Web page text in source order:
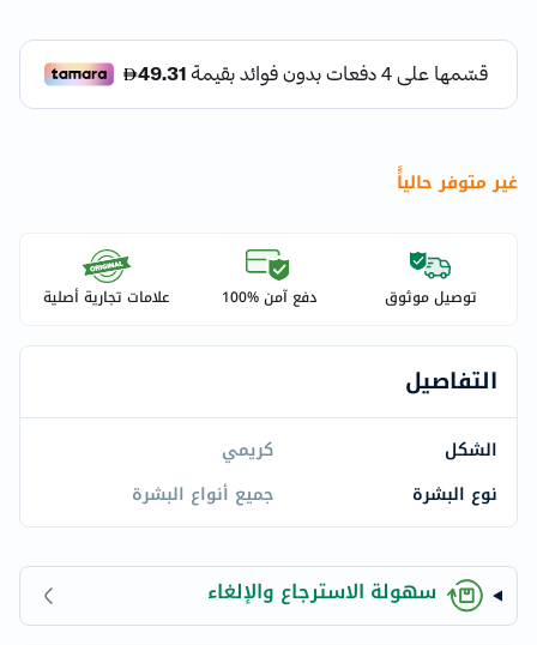
غير متوفر حالياًً
توصيل موثوق دفع آمن %100 علامات تجارية أصلية
التفاصيل
الشكل
كريمي
نوع البشرة
جميع أنواع البشرة
سهولة الاسترجاع والإلغاء